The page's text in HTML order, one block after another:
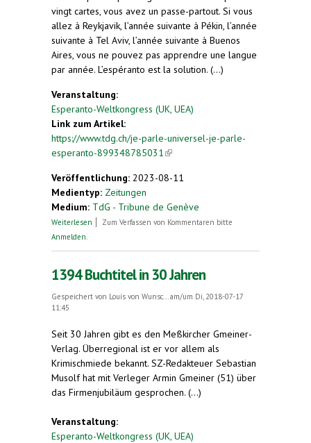
vingt cartes, vous avez un passe-partout. Si vous
allez à Reykjavik, l’année suivante à Pékin, l’année
suivante à Tel Aviv, l’année suivante à Buenos
Aires, vous ne pouvez pas apprendre une langue
par année. L’espéranto est la solution. (...)
Veranstaltung:
Esperanto-Weltkongress (UK, UEA)
Link zum Artikel:
https://www.tdg.ch/je-parle-universel-je-parle-
esperanto-899348785031 (link is external)
Veröffentlichung: 2023-08-11
Medientyp: Zeitungen
Medium: TdG - Tribune de Genève
Weiterlesen über Je parle universel, je parle espéranto
Zum Verfassen von Kommentaren bitte
Anmelden
1394 Buchtitel in 30 Jahren
Gespeichert von Louis von Wunsc...
am/um Di, 2018-07-17
11:45
Seit 30 Jahren gibt es den Meßkircher Gmeiner-
Verlag. Überregional ist er vor allem als
Krimischmiede bekannt. SZ-Redakteuer Sebastian
Musolf hat mit Verleger Armin Gmeiner (51) über
das Firmenjubiläum gesprochen. (...)
Veranstaltung:
Esperanto-Weltkongress (UK, UEA)